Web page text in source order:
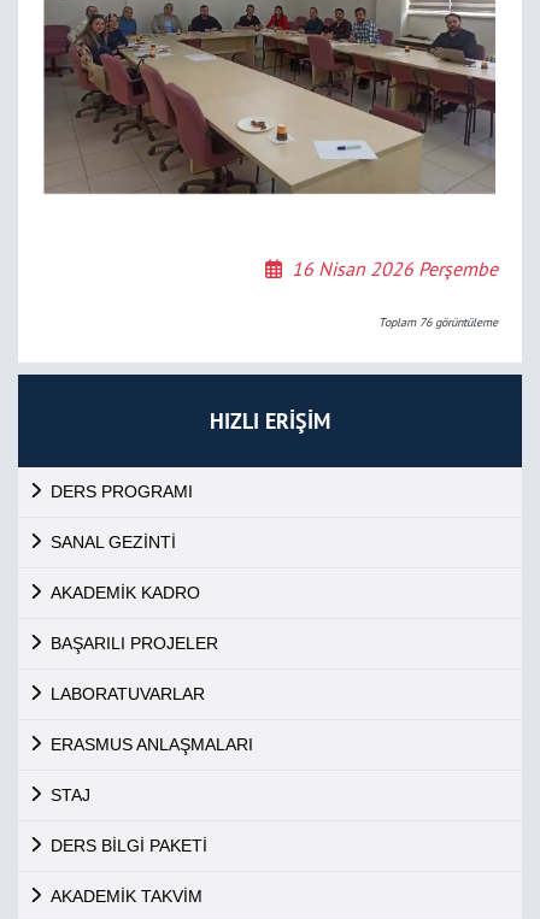
HIZLI ERİŞİM
DERS PROGRAMI
SANAL GEZİNTİ
AKADEMİK KADRO
BAŞARILI PROJELER
LABORATUVARLAR
ERASMUS ANLAŞMALARI
STAJ
DERS BİLGİ PAKETİ
AKADEMİK TAKVİM
16 Nisan 2026 Perşembe
Toplam 76görüntüleme